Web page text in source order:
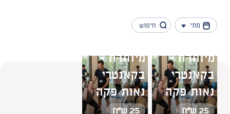
מתי
נמצאו 5 תוצאות
מיוחדת -
בקאנטרי
נאות פקה
25 ש"ח
מיוחדת -
בקאנטרי
נאות פקה
25 ש"ח